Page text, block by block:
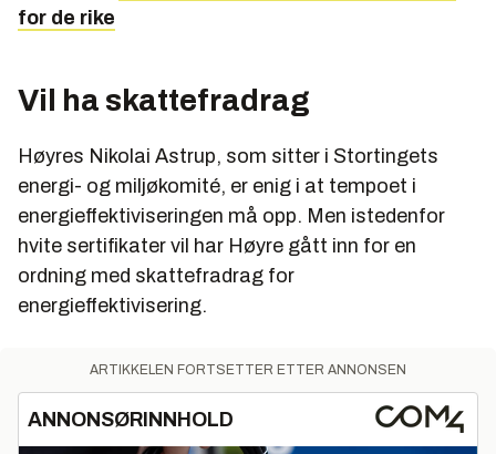
for de rike
Vil ha skattefradrag
Høyres Nikolai Astrup, som sitter i Stortingets
energi- og miljøkomité, er enig i at tempoet i
energieffektiviseringen må opp. Men istedenfor
hvite sertifikater vil har Høyre gått inn for en
ordning med skattefradrag for
energieffektivisering.
ARTIKKELEN FORTSETTER ETTER ANNONSEN
ANNONSØRINNHOLD